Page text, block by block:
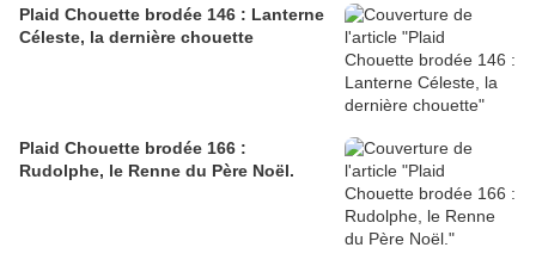
Plaid Chouette brodée 146 : Lanterne
Céleste, la dernière chouette
Plaid Chouette brodée 166 :
Rudolphe, le Renne du Père Noël.